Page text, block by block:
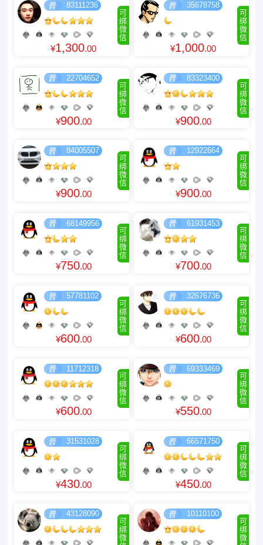
可
绑
微
信
83111236
¥1,300.00
可
绑
微
信
35678758
¥1,000.00
可
绑
微
信
22704652
¥900.00
可
绑
微
信
83323400
¥900.00
可
绑
微
信
84005507
¥900.00
可
绑
微
信
12922664
¥900.00
可
绑
微
信
68149956
¥750.00
可
绑
微
信
61931453
¥700.00
可
绑
微
信
57781102
¥600.00
可
绑
微
信
32676736
¥600.00
可
绑
微
信
11712318
¥600.00
可
绑
微
信
69333469
¥550.00
可
绑
微
信
31531028
¥430.00
可
绑
微
信
66571750
¥450.00
可
绑
微
43128090
可
绑
微
10110100